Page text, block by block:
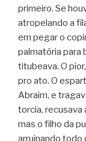
primeiro. Se
atropelando a
em pegar o
palmatória para
titubeava. O
pro ato. O
Abraim, e
torcia, recusava
mas o filho da
arruinando todo